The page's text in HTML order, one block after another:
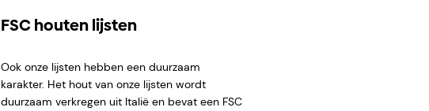
FSC houten lijsten
Ook onze lijsten hebben een duurzaam
karakter. Het hout van onze lijsten wordt
duurzaam verkregen uit Italië en bevat een FSC